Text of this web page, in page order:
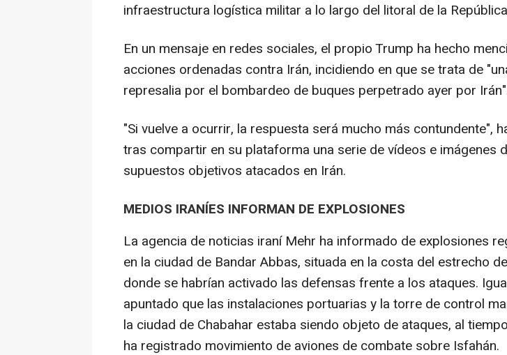
infraestructura logística militar a lo largo del litoral de la
En un mensaje en redes sociales, el propio Trump ha hecho
acciones ordenadas contra Irán, incidiendo en que se trata de
represalia por el bombardeo de buques perpetrado ayer por
"Si vuelve a ocurrir, la respuesta será mucho más contundente",
tras compartir en su plataforma una serie de vídeos e imágenes
supuestos objetivos atacados en Irán.
MEDIOS IRANÍES INFORMAN DE EXPLOSIONES
La agencia de noticias iraní Mehr ha informado de explosiones
en la ciudad de Bandar Abbas, situada en la costa del estrecho
donde se habrían activado las defensas frente a los ataques.
apuntado que las instalaciones portuarias y la torre de control
la ciudad de Chabahar estaba siendo objeto de ataques, al
ha registrado movimiento de aviones de combate sobre Isfahán.